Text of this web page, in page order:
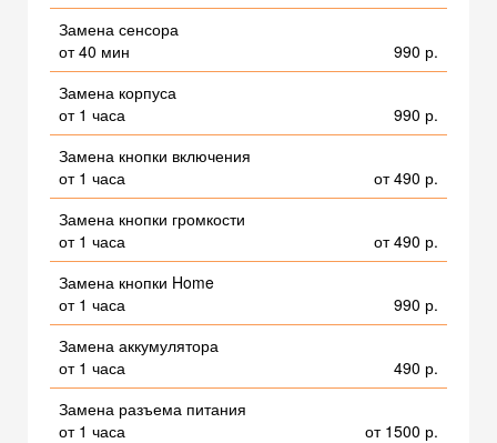
Замена сенсора
от 40 мин
990 р.
Замена корпуса
от 1 часа
990 р.
Замена кнопки включения
от 1 часа
от 490 р.
Замена кнопки громкости
от 1 часа
от 490 р.
Замена кнопки Home
от 1 часа
990 р.
Замена аккумулятора
от 1 часа
490 р.
Замена разъема питания
от 1 часа
от 1500 р.